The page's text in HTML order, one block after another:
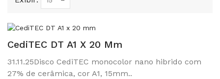
CediTEC DT A1 X 20 Mm
31.11.25Disco CediTEC monocolor nano hibrido com
27% de cerâmica, cor A1, 15mm..